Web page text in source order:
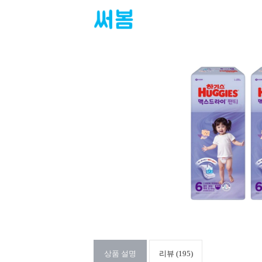
상품 설명 리뷰 (195)